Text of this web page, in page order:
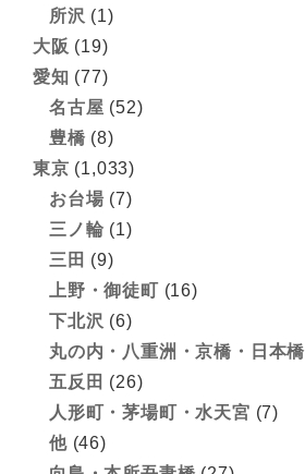
所沢 (1)
大阪 (19)
愛知 (77)
名古屋 (52)
豊橋 (8)
東京 (1,033)
お台場 (7)
三ノ輪 (1)
三田 (9)
上野・御徒町 (16)
下北沢 (6)
丸の内・八重洲・京橋・日本橋
五反田 (26)
人形町・茅場町・水天宮 (7)
他(46)